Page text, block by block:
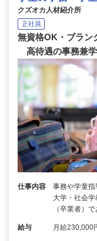
クズオカ人材紹介所
正社員
無資格OK・ブラン
高待遇の事務兼
仕事内容
事務や学童指
大学・社会
（卒業者）
給与 月給230,000